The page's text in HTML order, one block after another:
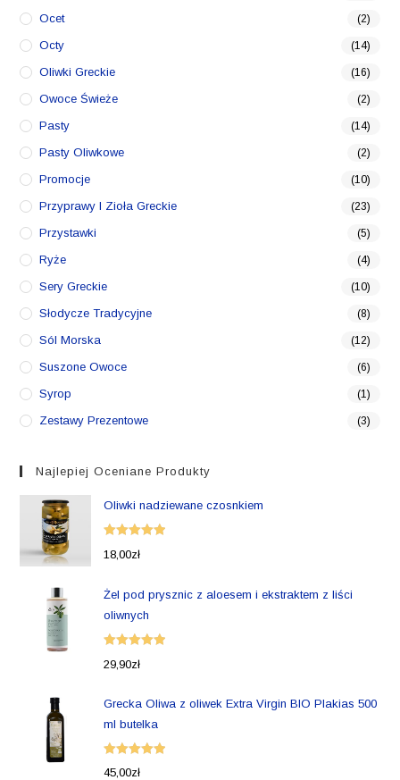
Ocet (2)
Octy (14)
Oliwki Greckie (16)
Owoce Świeże (2)
Pasty (14)
Pasty Oliwkowe (2)
Promocje (10)
Przyprawy I Zioła Greckie (23)
Przystawki (5)
Ryże (4)
Sery Greckie (10)
Słodycze Tradycyjne (8)
Sól Morska (12)
Suszone Owoce (6)
Syrop (1)
Zestawy Prezentowe (3)
Najlepiej Oceniane Produkty
Oliwki nadziewane czosnkiem
Oceniono
18,00zł
Żel pod prysznic z aloesem i ekstraktem z liści
oliwnych
Oceniono
29,90zł
Grecka Oliwa z oliwek Extra Virgin BIO Plakias 500
ml butelka
Oceniono
45,00zł